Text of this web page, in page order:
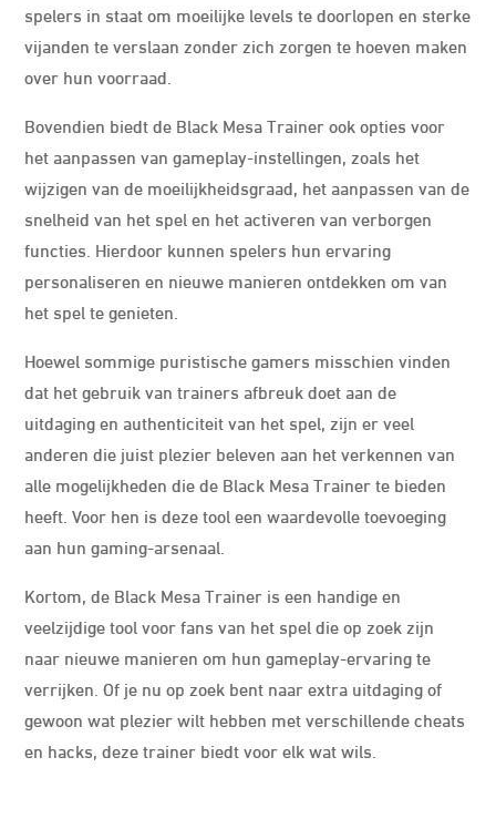
spelers in staat om moeilijke levels te doorlopen en sterke
vijanden te verslaan zonder zich zorgen te hoeven maken
over hun voorraad.
Bovendien biedt de Black Mesa Trainer ook opties voor
het aanpassen van gameplay-instellingen, zoals het
wijzigen van de moeilijkheidsgraad, het aanpassen van de
snelheid van het spel en het activeren van verborgen
functies. Hierdoor kunnen spelers hun ervaring
personaliseren en nieuwe manieren ontdekken om van
het spel te genieten.
Hoewel sommige puristische gamers misschien vinden
dat het gebruik van trainers afbreuk doet aan de
uitdaging en authenticiteit van het spel, zijn er veel
anderen die juist plezier beleven aan het verkennen van
alle mogelijkheden die de Black Mesa Trainer te bieden
heeft. Voor hen is deze tool een waardevolle toevoeging
aan hun gaming-arsenaal.
Kortom, de Black Mesa Trainer is een handige en
veelzijdige tool voor fans van het spel die op zoek zijn
naar nieuwe manieren om hun gameplay-ervaring te
verrijken. Of je nu op zoek bent naar extra uitdaging of
gewoon wat plezier wilt hebben met verschillende cheats
en hacks, deze trainer biedt voor elk wat wils.